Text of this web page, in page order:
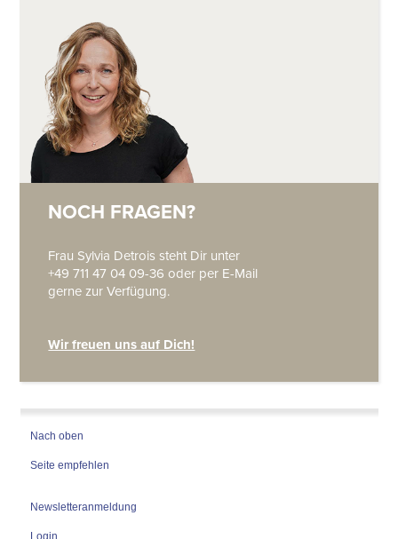
NOCH FRAGEN?
Frau Sylvia Detrois steht Dir unter
+49 711 47 04 09-36 oder per E-Mail
gerne zur Verfügung.
Wir freuen uns auf Dich!
Nach oben
Seite empfehlen
Newsletteranmeldung
Login